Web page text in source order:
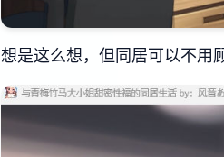
想是这么想，但同居可以不用